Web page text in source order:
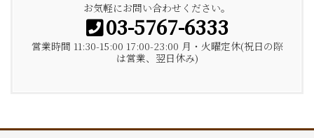
お気軽にお問い合わせください。
03-5767-6333
営業時間 11:30-15:00 17:00-23:00 月・火曜定休(祝日の際
は営業、翌日休み)